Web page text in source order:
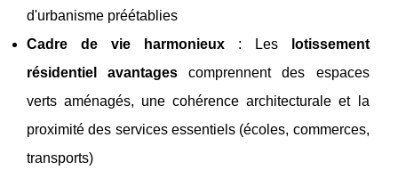
d'urbanisme préétablies
Cadre de vie harmonieux: Les
lotissement
résidentiel avantages comprennent des espaces
verts aménagés, une cohérence architecturale et la
proximité des services essentiels (écoles, commerces,
transports)